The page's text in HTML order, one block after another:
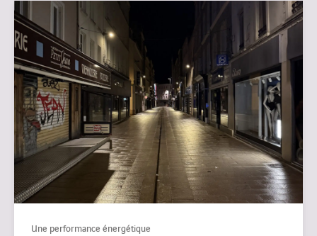
Une performance énergétique